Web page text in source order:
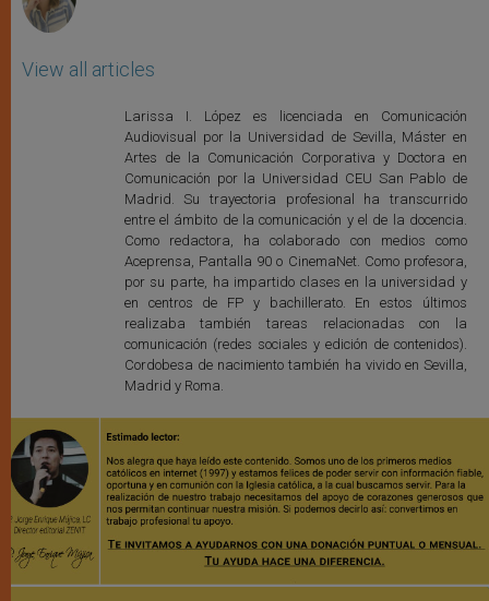
View all articles
Larissa I. López es licenciada en Comunicación
Audiovisual por la Universidad de Sevilla, Máster en
Artes de la Comunicación Corporativa y Doctora en
Comunicación por la Universidad CEU San Pablo de
Madrid. Su trayectoria profesional ha transcurrido
entre el ámbito de la comunicación y el de la docencia.
Como redactora, ha colaborado con medios como
Aceprensa, Pantalla 90 o CinemaNet. Como profesora,
por su parte, ha impartido clases en la universidad y
en centros de FP y bachillerato. En estos últimos
realizaba también tareas relacionadas con la
comunicación (redes sociales y edición de contenidos).
Cordobesa de nacimiento también ha vivido en Sevilla,
Madrid y Roma.